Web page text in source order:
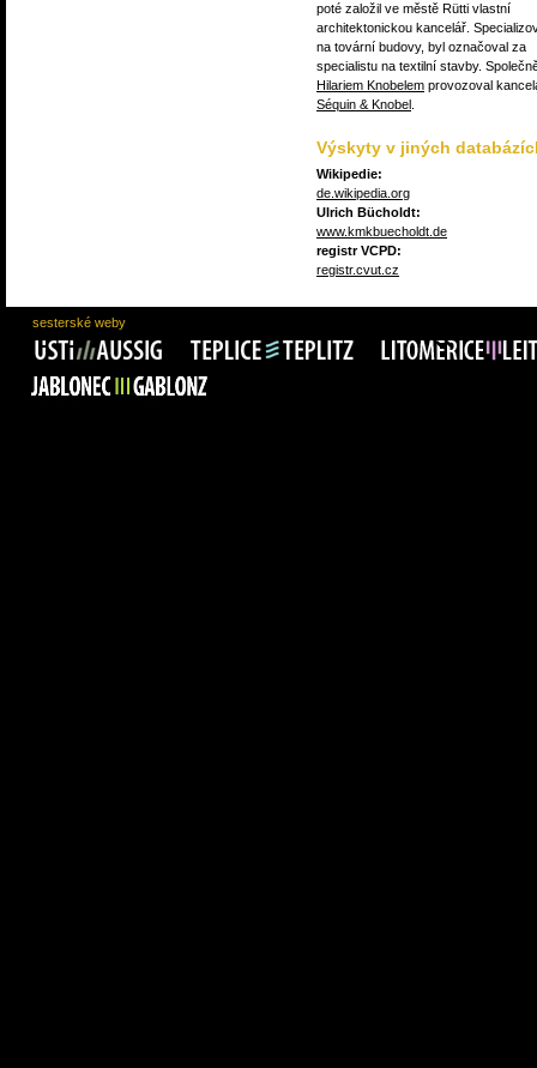
poté založil ve městě Rütti vlastní
architektonickou kancelář.
na tovární budovy, byl označoval za
specialistu na textilní stavby.
Hilariem Knobelem provozoval
Séquin & Knobel
Výskyty v jiných
Wikipedie:
de.wikipedia.org
Ulrich Bücholdt:
www.kmkbuecholdt.de
registr VCPD:
registr.cvut.cz
sesterské weby